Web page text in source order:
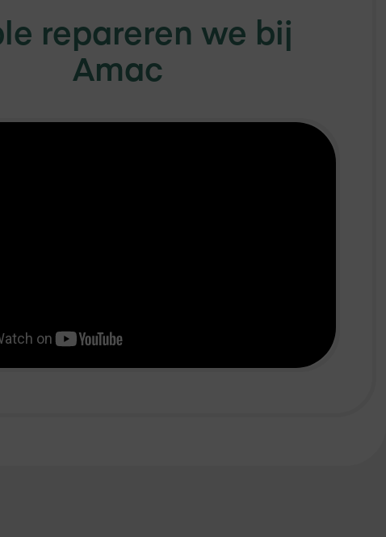
repareren we bij
Amac